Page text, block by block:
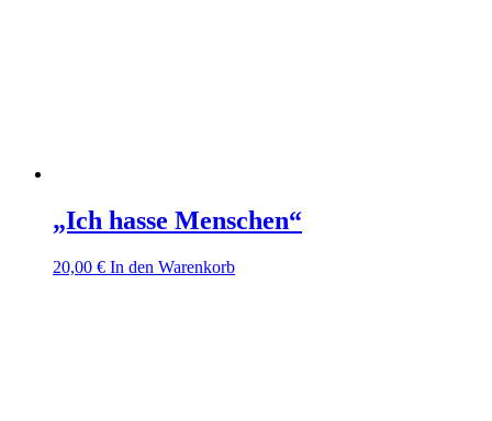
„Ich hasse Menschen“
20,00 € In den Warenkorb